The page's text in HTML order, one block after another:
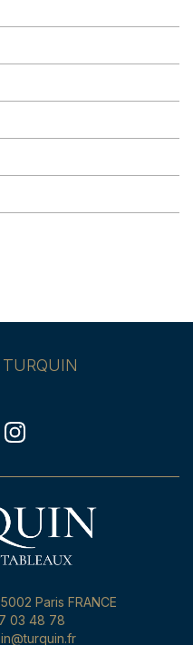
Paris FRANCE
03 48 78